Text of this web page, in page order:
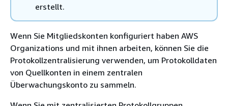
erstellt.
Wenn Sie Mitgliedskonten konfiguriert haben AWS
Organizations und mit ihnen arbeiten, können Sie die
Protokollzentralisierung verwenden, um Protokolldaten
von Quellkonten in einem zentralen
Überwachungskonto zu sammeln.